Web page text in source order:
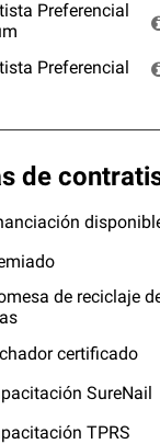
Preferencial
Preferencial
de
de reciclaje
certificado
SureNail
TPRS